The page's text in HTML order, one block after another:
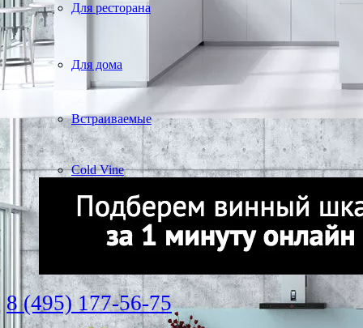
Для ресторана
Для дома
Встраиваемые
Cold Vine
8 (495) 177-56-75